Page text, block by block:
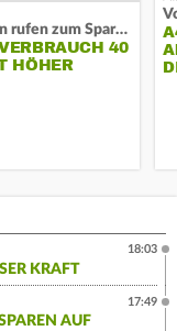
Kommunen rufen zum Sparen auf
40
HÖHER
KRAFT
18:03
AUF
17:49